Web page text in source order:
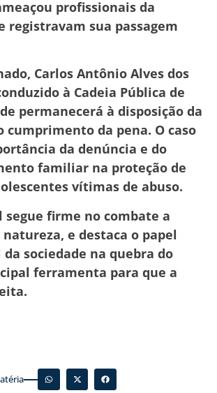
profissionais da
registravam sua passagem
Carlos Antônio Alves dos
à Cadeia Pública de
permanecerá à disposição da
cumprimento da pena. O caso
da denúncia e do
familiar na proteção de
vítimas de abuso.
segue firme no combate a
e destaca o papel
sociedade na quebra do
ferramenta para que a